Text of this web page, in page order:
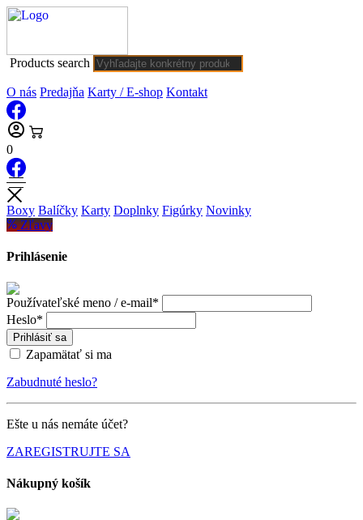
Products search
O nás Predajňa Karty / E-shop Kontakt
0
Boxy Balíčky Karty Doplnky Figúrky Novinky
Zľavy
Prihlásenie
Používateľské meno / e-mail*
Heslo*
Prihlásiť sa
Zapamätať si ma
Zabudnuté heslo?
Ešte u nás nemáte účet?
ZAREGISTRUJTE SA
Nákupný košík